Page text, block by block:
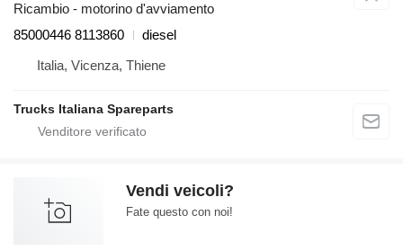
Ricambio - motorino d'avviamento
85000446 8113860
diesel
Italia, Vicenza, Thiene
Trucks Italiana Spareparts
Vendi veicoli?
Fate questo con noi!